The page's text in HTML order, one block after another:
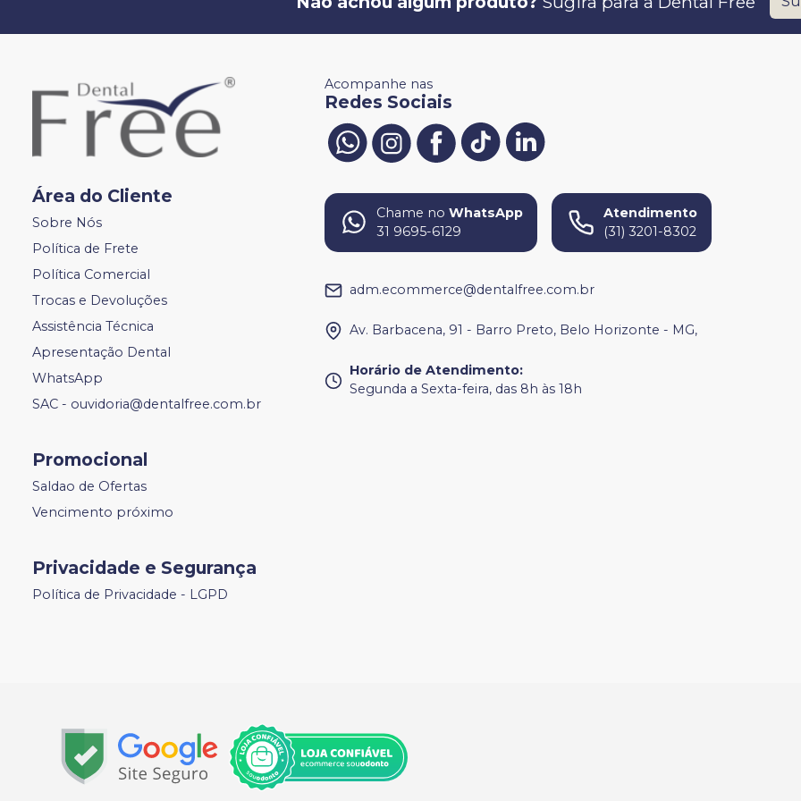
Área do Cliente
Sobre Nós
Política de Frete
Política Comercial
Trocas e Devoluções
Assistência Técnica
Apresentação Dental
WhatsApp
SAC - ouvidoria@dentalfree.com.br
Promocional
Saldao de Ofertas
Vencimento próximo
Privacidade e Segurança
Política de Privacidade - LGPD
Acompanhe nas
Redes Sociais
Chame no WhatsApp
31 9695-6129
Atendimento
(31) 3201-8302
adm.ecommerce@dentalfree.com.br
Av. Barbacena, 91 - Barro Preto, Belo Horizonte - MG,
Horário de Atendimento:
Segunda a Sexta-feira, das 8h às 18h